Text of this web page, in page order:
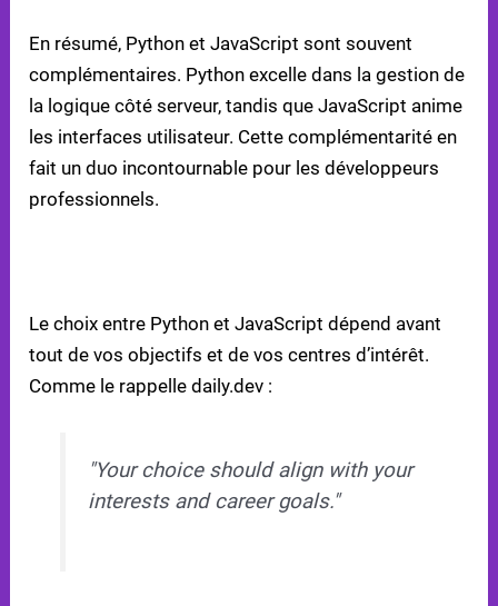
En résumé, Python et JavaScript sont souvent
complémentaires. Python excelle dans la gestion de
la logique côté serveur, tandis que JavaScript anime
les interfaces utilisateur. Cette complémentarité en
fait un duo incontournable pour les développeurs
professionnels.
Le choix entre Python et JavaScript dépend avant
tout de vos objectifs et de vos centres d’intérêt.
Comme le rappelle daily.dev :
"Your choice should align with your
interests and career goals."